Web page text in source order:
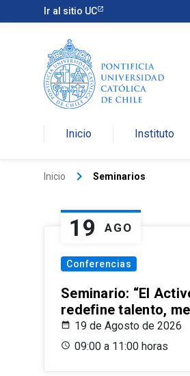
Ir al sitio UC
Inicio Instituto
Inicio keyboard_arrow_right Seminarios
19 AGO
Conferencias
Seminario: “El
redefine talento,
19 de Agosto de 2026
09:00 a 11:00 horas